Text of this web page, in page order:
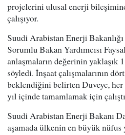
projelerini ulusal enerji
çalışıyor.
Suudi Arabistan Enerji
Sorumlu Bakan Yardımcısı
anlaşmaların değerinin yaklaşık
söyledi. İnşaat çalışmalarının
beklendiğini belirten Duveyc,
yıl içinde tamamlamak için
Suudi Arabistan Enerji Bakanı
aşamada ülkenin en büyük